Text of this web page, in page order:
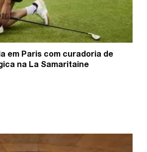
em Paris com curadoria de
na La Samaritaine